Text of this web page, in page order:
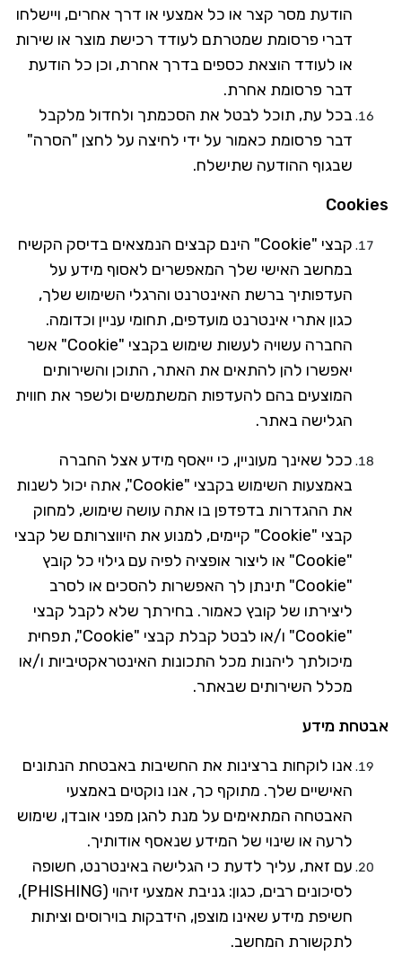
הודעת מסר קצר או כל אמצעי או דרך אחרים, ויישלחו
דברי פרסומת שמטרתם לעודד רכישת מוצר או שירות
או לעודד הוצאת כספים בדרך אחרת, וכן כל הודעת
דבר פרסומת אחרת.
בכל עת, תוכל לבטל את הסכמתך ולחדול מלקבל
דבר פרסומת כאמור על ידי לחיצה על לחצן "הסרה"
שבגוף ההודעה שתישלח.
Cookies
קבצי "Cookie" הינם קבצים הנמצאים בדיסק הקשיח
במחשב האישי שלך המאפשרים לאסוף מידע על
העדפותיך ברשת האינטרנט והרגלי השימוש שלך,
כגון אתרי אינטרנט מועדפים, תחומי עניין וכדומה.
החברה עשויה לעשות שימוש בקבצי "Cookie" אשר
יאפשרו להן להתאים את האתר, התוכן והשירותים
המוצעים בהם להעדפות המשתמשים ולשפר את חווית
הגלישה באתר.
ככל שאינך מעוניין, כי ייאסף מידע אצל החברה
באמצעות השימוש בקבצי "Cookie", אתה יכול לשנות
את ההגדרות בדפדפן בו אתה עושה שימוש, למחוק
קבצי "Cookie" קיימים, למנוע את היווצרותם של קבצי
"
Cookie" או ליצור אופציה לפיה עם גילוי כל קובץ
"
Cookie" תינתן לך האפשרות להסכים או לסרב
ליצירתו של קובץ כאמור. בחירתך שלא לקבל קבצי
"
Cookie" ו/או לבטל קבלת קבצי "Cookie", תפחית
מיכולתך ליהנות מכל התכונות האינטראקטיביות ו/או
מכלל השירותים שבאתר.
אבטחת מידע
אנו לוקחות ברצינות את החשיבות באבטחת הנתונים
האישיים שלך. מתוקף כך, אנו נוקטים באמצעי
האבטחה המתאימים על מנת להגן מפני אובדן, שימוש
לרעה או שינוי של המידע שנאסף אודותיך.
עם זאת, עליך לדעת כי הגלישה באינטרנט, חשופה
לסיכונים רבים, כגון: גניבת אמצעי זיהוי (PHISHING
),
חשיפת מידע שאינו מוצפן, הידבקות בוירוסים וציתות
לתקשורת המחשב.